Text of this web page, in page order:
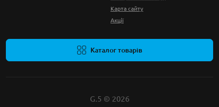
Карта сайту
Акції
Каталог товарів
G.5 © 2026